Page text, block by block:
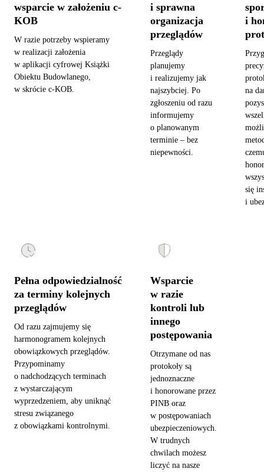
wsparcie w założeniu c-
KOB
W razie potrzeby wspieramy
w realizacji założenia
w aplikacji cyfrowej Książki
Obiektu Budowlanego,
w skrócie c-KOB.
i sprawna
organizacja
przeglądów
Przeglądy
planujemy
i realizujemy jak
najszybciej. Po
zgłoszeniu od razu
informujemy
o planowanym
terminie – bez
niepewności.
i
na
się
i
Pełna odpowiedzialność
za terminy kolejnych
przeglądów
Od razu zajmujemy się
harmonogramem kolejnych
obowiązkowych przeglądów.
Przypominamy
o nadchodzących terminach
z wystarczającym
wyprzedzeniem, aby uniknąć
stresu związanego
z obowiązkami kontrolnymi.
Wsparcie
w razie
kontroli lub
innego
postępowania
Otrzymane od nas
protokoły są
jednoznaczne
i honorowane przez
PINB oraz
w postępowaniach
ubezpieczeniowych.
W trudnych
chwilach możesz
liczyć na nasze